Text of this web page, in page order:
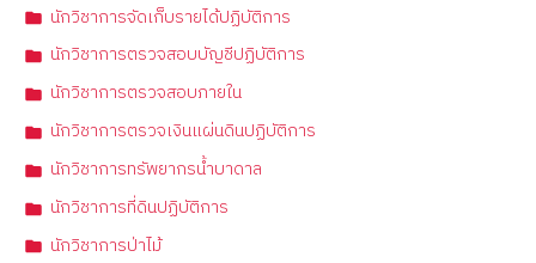
นักวิชาการจัดเก็บรายได้ปฏิบัติการ
นักวิชาการตรวจสอบบัญชีปฏิบัติการ
นักวิชาการตรวจสอบภายใน
นักวิชาการตรวจเงินแผ่นดินปฏิบัติการ
นักวิชาการทรัพยากรน้ำบาดาล
นักวิชาการที่ดินปฏิบัติการ
นักวิชาการป่าไม้